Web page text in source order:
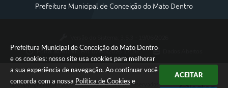
Prefeitura Municipal de Conceição do Mato Dentro
e os cookies: nosso site usa cookies para melhorar
a sua experiência de navegação. Ao continuar você
concorda com a nossa Política de Cookies e
ACEITAR
Prefeitura Municipal de Conceição do Mato Dentro
Portal atualizado em:07/08/2026 17:36
Copyright Instar - 2006-2026. Todos os direitos reservados -